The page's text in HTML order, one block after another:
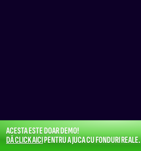
ACESTA ESTE DOAR DEMO!
DĂ CLICK AICIPENTRU A JUCA CU FONDURI REALE.